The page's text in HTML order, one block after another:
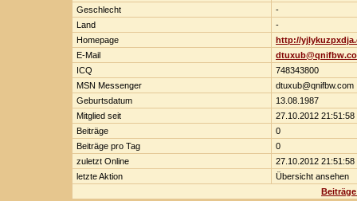
Geschlecht
-
Land
-
Homepage
http://
E-Mail
ICQ
748343800
MSN Messenger
dtuxub@qnifbw.com
Geburtsdatum
13.08.1987
Mitglied seit
27.10.2012 21:51:58
Beiträge
0
Beiträge pro Tag
0
zuletzt Online
27.10.2012 21:51:58
letzte Aktion
Übersicht ansehen